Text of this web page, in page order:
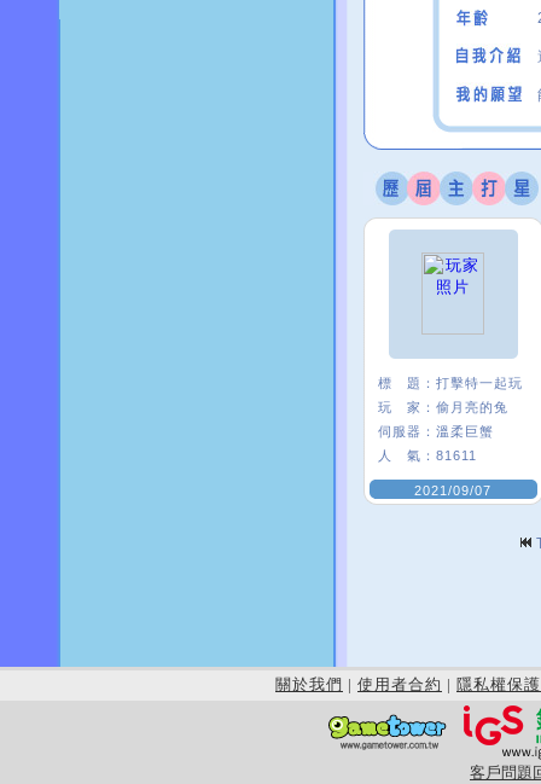
標 題： 打擊特一起玩
玩 家： 偷月亮的兔
伺服器： 溫柔巨蟹
人 氣： 81611
2021/09/07
關於我們 | 使用者合約 | 隱私權保護
客戶問題